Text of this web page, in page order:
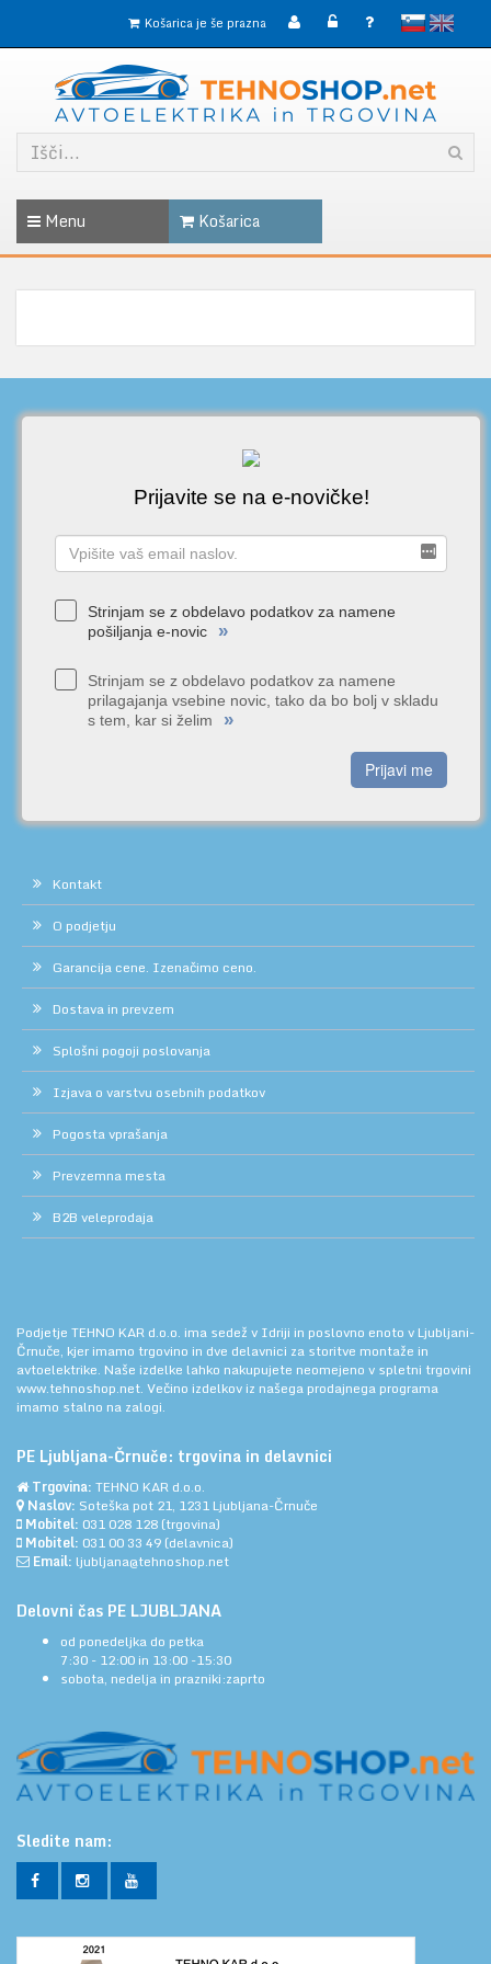
slovenskoEnglish
Košarica je še prazna
Menu Košarica
Prijavite se na e-novičke!
Strinjam se z obdelavo podatkov za namene
pošiljanja e-novic
»
Strinjam se z obdelavo podatkov za namene
prilagajanja vsebine novic, tako da bo bolj v skladu
s tem, kar si želim
»
Prijavi me
Kontakt
O podjetju
Garancija cene. Izenačimo ceno.
Dostava in prevzem
Splošni pogoji poslovanja
Izjava o varstvu osebnih podatkov
Pogosta vprašanja
Prevzemna mesta
B2B veleprodaja
Podjetje TEHNO KAR d.o.o. ima sedež v Idriji in poslovno enoto v Ljubljani-
Črnuče, kjer imamo trgovino in dve delavnici za storitve montaže in
avtoelektrike. Naše izdelke lahko nakupujete neomejeno v spletni trgovini
www.tehnoshop.net. Večino izdelkov iz našega prodajnega programa
imamo stalno na zalogi.
PE Ljubljana-Črnuče: trgovina in delavnici
Trgovina: TEHNO KAR d.o.o.
Naslov: Soteška pot 21, 1231 Ljubljana-Črnuče
Mobitel: 031 028 128 (trgovina)
Mobitel: 031 00 33 49 (delavnica)
Email: ljubljana@tehnoshop.net
Delovni čas PE LJUBLJANA
od ponedeljka do petka
7:30 - 12:00 in 13:00 -15:30
sobota, nedelja in prazniki:zaprto
Sledite nam: